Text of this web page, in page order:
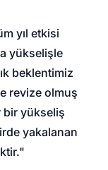
yıl etkisi
yükselişle
beklentimiz
revize olmuş
bir yükseliş
yakalanan